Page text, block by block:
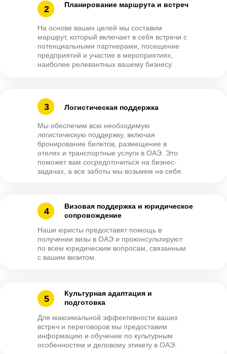
Планирование маршрута и встреч
На основе ваших целей мы составим
маршрут, который включает в себя встречи с
потенциальными партнерами, посещение
предприятий и участие в мероприятиях,
наиболее релевантных вашему бизнесу.
2
Логистическая поддержка
Мы обеспечим всю необходимую
логистическую поддержку, включая
бронирование билетов, размещение в
отелях и транспортные услуги в ОАЭ. Это
поможет вам сосредоточиться на бизнес-
задачах, а все заботы мы возьмем на себя.
3
Визовая поддержка и юридическое
сопровождение
Наши юристы предоставят помощь в
получении визы в ОАЭ и проконсультируют
по всем юридическим вопросам, связанным
с вашим визитом.
4
Культурная адаптация и
подготовка
Для максимальной эффективности ваших
встреч и переговоров мы предоставим
информацию и обучение по культурным
особенностям и деловому этикету в ОАЭ.
5